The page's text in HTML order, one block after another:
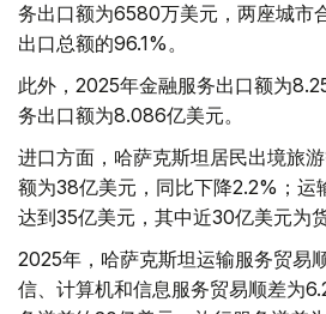
务出口额为6580万美元，两座城市
出口总额的96.1%。
此外，2025年金融服务出口额为
务出口额为8.086亿美元。
进口方面，哈萨克斯坦居民出境旅
额为38亿美元，同比下降2.2%；运
达到35亿美元，其中近30亿美元为
2025年，哈萨克斯坦运输服务贸易
信、计算机和信息服务贸易顺差为